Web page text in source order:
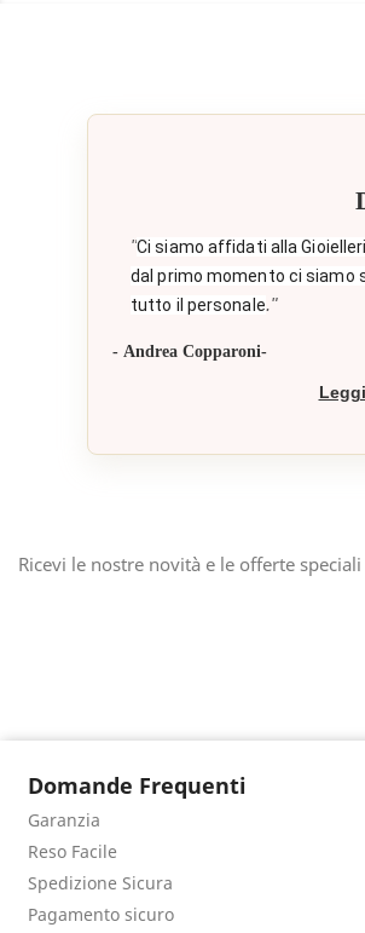
"Ci siamo affidati alla
dal primo momento ci siamo
tutto il personale."
- Andrea Copparoni-
Ricevi le nostre novità e le offerte speciali
Domande Frequenti
Garanzia
Reso Facile
Spedizione Sicura
Pagamento sicuro